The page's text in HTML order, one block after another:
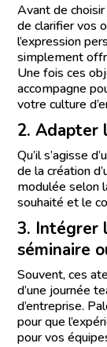
Avant de
de clarifier vos
l’expression
simplement
Une fois ces
accompagne
votre culture
2. Adapter
Qu’il s’agisse
de la création
modulée selon
souhaité et le
3. Intégrer
séminaire
Souvent, ces
d’une journée
d’entreprise.
pour que
pour vos